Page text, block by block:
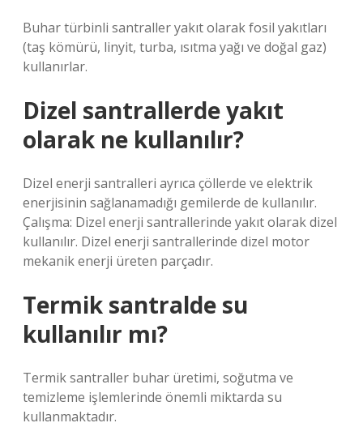
Buhar türbinli santraller yakıt olarak fosil yakıtları
(taş kömürü, linyit, turba, ısıtma yağı ve doğal gaz)
kullanırlar.
Dizel santrallerde yakıt
olarak ne kullanılır?
Dizel enerji santralleri ayrıca çöllerde ve elektrik
enerjisinin sağlanamadığı gemilerde de kullanılır.
Çalışma: Dizel enerji santrallerinde yakıt olarak dizel
kullanılır. Dizel enerji santrallerinde dizel motor
mekanik enerji üreten parçadır.
Termik santralde su
kullanılır mı?
Termik santraller buhar üretimi, soğutma ve
temizleme işlemlerinde önemli miktarda su
kullanmaktadır.